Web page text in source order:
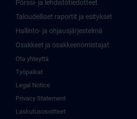
Pörssi- ja lehdistötiedotteet
Taloudelliset raportit ja esitykset
Hallinto- ja ohjausjärjestelmä
Osakkeet ja osakkeenomistajat
Ota yhteyttä
Työpaikat
Legal Notice
Privacy Statement
Laskutusosoitteet